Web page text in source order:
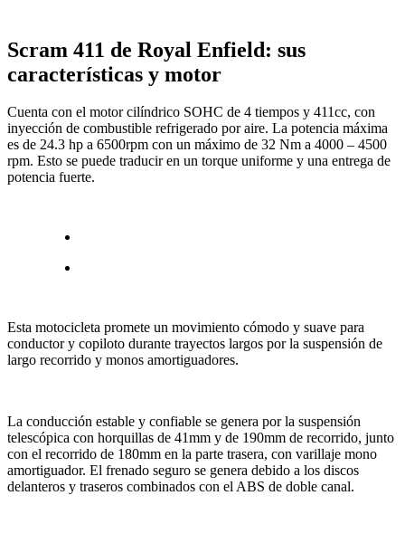
Scram 411 de Royal Enfield: sus
características y motor
Cuenta con el motor cilíndrico SOHC de 4 tiempos y 411cc, con
inyección de combustible refrigerado por aire. La potencia máxima
es de 24.3 hp a 6500rpm con un máximo de 32 Nm a 4000 – 4500
rpm. Esto se puede traducir en un torque uniforme y una entrega de
potencia fuerte.
Esta motocicleta promete un movimiento cómodo y suave para
conductor y copiloto durante trayectos largos por la suspensión de
largo recorrido y monos amortiguadores.
La conducción estable y confiable se genera por la suspensión
telescópica con horquillas de 41mm y de 190mm de recorrido, junto
con el recorrido de 180mm en la parte trasera, con varillaje mono
amortiguador. El frenado seguro se genera debido a los discos
delanteros y traseros combinados con el ABS de doble canal.